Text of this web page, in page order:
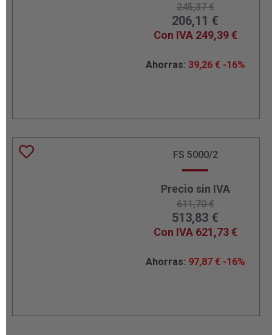
245,37€
206,11 €
Con IVA 249,39€
Ahorras: 39,26 € -16%
FS 5000/2
Precio sin IVA
611,70€
513,83 €
Con IVA 621,73€
Ahorras: 97,87 € -16%